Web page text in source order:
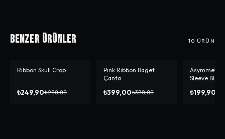
Benzer Ürünler 10 ÜRÜN
-%14
Ribbon Skull Crop
₺249,90₺289,90
-% 0
Pink Ribbon Baget
Çanta
₺399,00₺399,90
-%56
Sleeve Bluz
₺199,90